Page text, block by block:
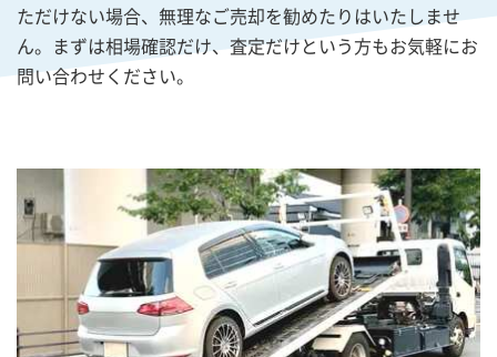
ただけない場合、無理なご売却を勧めたりはいたしませ
ん。まずは相場確認だけ、査定だけという方もお気軽にお
問い合わせください。